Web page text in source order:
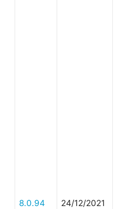
8.0.94 24/12/2021